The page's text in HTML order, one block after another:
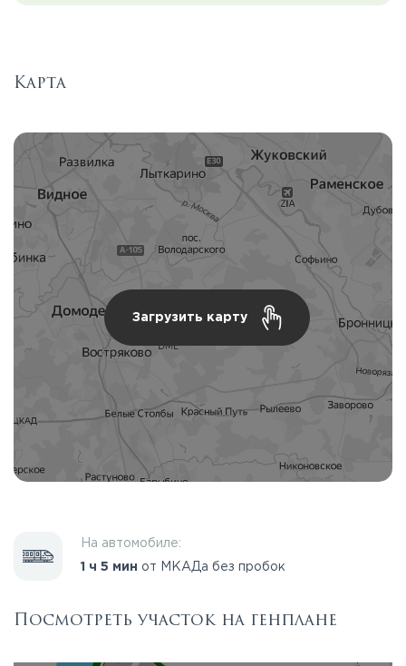
Карта
Загрузить карту
На автомобиле:
1 ч 5 мин от МКАДа без пробок
Посмотреть участок на генплане